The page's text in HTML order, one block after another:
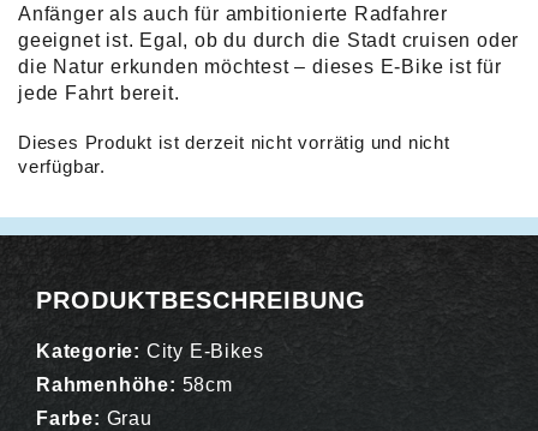
Anfänger als auch für ambitionierte Radfahrer
geeignet ist. Egal, ob du durch die Stadt cruisen oder
die Natur erkunden möchtest – dieses E-Bike ist für
jede Fahrt bereit.
Dieses Produkt ist derzeit nicht vorrätig und nicht
verfügbar.
PRODUKTBESCHREIBUNG
Kategorie: City E-Bikes
Rahmenhöhe: 58cm
Farbe: Grau